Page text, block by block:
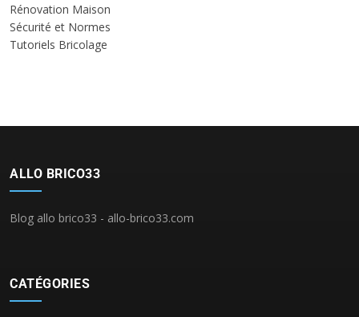
Rénovation Maison
Sécurité et Normes
Tutoriels Bricolage
ALLO BRICO33
Blog allo brico33 - allo-brico33.com
CATÉGORIES